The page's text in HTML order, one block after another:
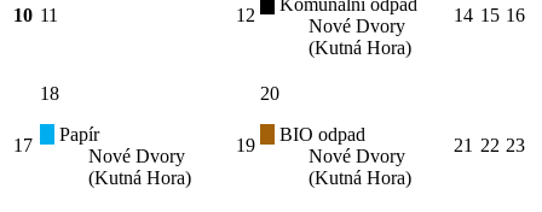
10 11 12
Komunální odpad
Nové Dvory
(Kutná Hora)
14 15 16
17
18
Papír
Nové Dvory
(Kutná Hora)
19
20
BIO odpad
Nové Dvory
(Kutná Hora)
21 22 23